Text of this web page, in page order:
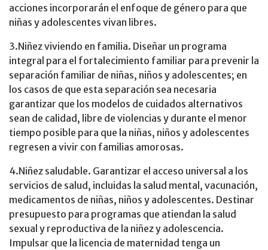
acciones incorporarán el enfoque de género para que
niñas y adolescentes vivan libres.
3.Niñez viviendo en familia. Diseñar un programa
integral para el fortalecimiento familiar para prevenir la
separación familiar de niñas, niños y adolescentes; en
los casos de que esta separación sea necesaria
garantizar que los modelos de cuidados alternativos
sean de calidad, libre de violencias y durante el menor
tiempo posible para que la niñas, niños y adolescentes
regresen a vivir con familias amorosas.
4.Niñez saludable. Garantizar el acceso universal a los
servicios de salud, incluidas la salud mental, vacunación,
medicamentos de niñas, niños y adolescentes. Destinar
presupuesto para programas que atiendan la salud
sexual y reproductiva de la niñez y adolescencia.
Impulsar que la licencia de maternidad tenga un